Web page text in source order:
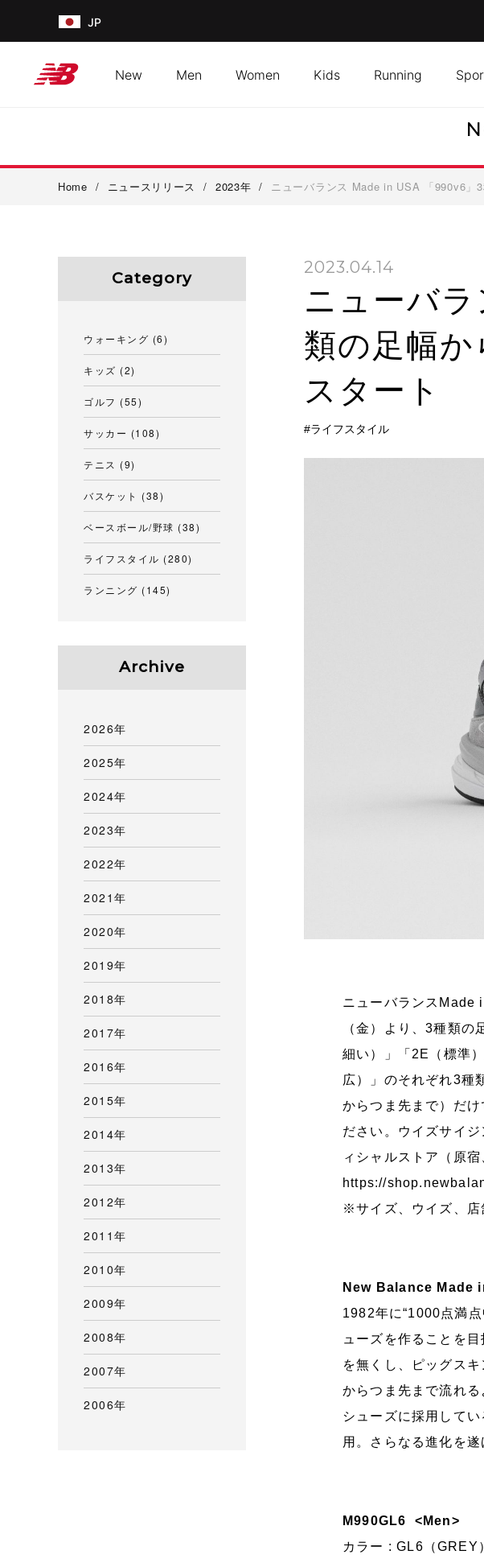
JP
New Men Women Kids Running
Home / ニュースリリース / 2023年 / ニューバランス Made in USA 「990v6」
2023.04.14
ニューバ
類の足幅
スタート
ライフスタイル
ニューバランスMade
（金）より、3種類
細い）」「2E（標準
広）」のそれぞれ3種
からつま先まで）だ
ださい。ウイズサイ
ィシャルストア（原
https://
※サイズ、ウイズ、店
New Balance Made
1982年に“1000点満
ューズを作ることを
を無くし、ピッグス
からつま先まで流れ
シューズに採用して
用。さらなる進化を遂
M990GL6 <Men>
カラー : GL6（GREY
Category
ウォーキング (6)
キッズ (2)
ゴルフ (55)
サッカー (108)
テニス (9)
バスケット (38)
ベースボール/野球 (38)
ライフスタイル (280)
ランニング (145)
Archive
2026年
2025年
2024年
2023年
2022年
2021年
2020年
2019年
2018年
2017年
2016年
2015年
2014年
2013年
2012年
2011年
2010年
2009年
2008年
2007年
2006年